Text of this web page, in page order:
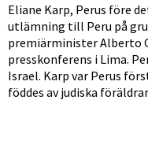
Eliane Karp, Perus före
utlämning till Peru på
premiärminister Alberto
presskonferens i Lima.
Israel. Karp var Perus
föddes av judiska